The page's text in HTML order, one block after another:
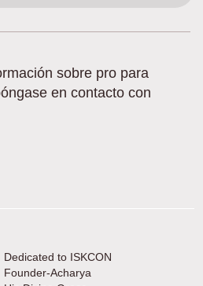
sobre pro para
en contacto con
Dedicated to ISKCON
Founder-Acharya